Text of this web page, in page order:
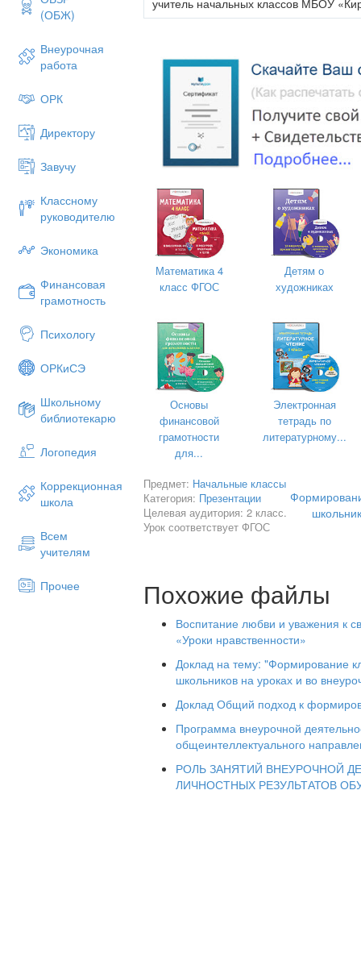
(ОБЖ)
Внеурочная
работа
ОРК
Директору
Завучу
Классному
руководителю
Экономика
Финансовая
грамотность
Психологу
ОРКиСЭ
Школьному
библиотекарю
Логопедия
Коррекционная
школа
Всем
учителям
Прочее
Мое кредо
Труд учителя отличается от труда
камня, а учитель – из
ребенка – творца и героя.
(В. Келер)
Творчество – это реализация
Математика 4
класс ФГОС
Детям о
художниках
Основы
финансовой
грамотности
для...
Электронная
тетрадь по
литературному...
Предмет: Начальные классы
Категория: Презентации
Целевая аудитория: 2 класс.
Урок соответствует ФГОС
Похожие файлы
Воспитание любви и уважения к
«Уроки нравственности»
Доклад на тему: "Формирование
школьников на уроках и во
Доклад Общий подход к
Программа внеурочной
общеинтеллектуального
РОЛЬ ЗАНЯТИЙ ВНЕУРОЧНОЙ
ЛИЧНОСТНЫХ РЕЗУЛЬТАТОВ